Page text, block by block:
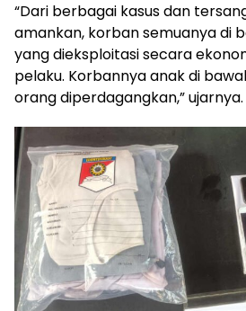
“Dari berbagai kasus dan
amankan, korban semuanya di
yang dieksploitasi secara
pelaku. Korbannya anak di
orang diperdagangkan,” ujarnya.